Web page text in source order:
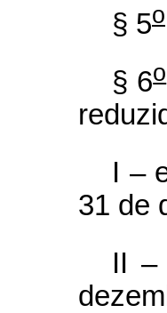
§ 5o
§ 6o
I –
31 de
II –